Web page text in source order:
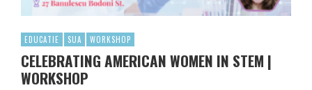
EDUCATIE SUA WORKSHOP
CELEBRATING AMERICAN WOMEN IN STEM |
WORKSHOP